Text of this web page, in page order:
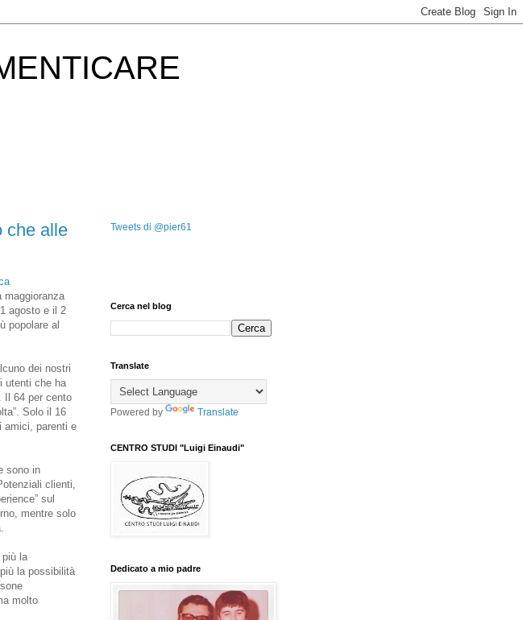
che alle
maggioranza
agosto e il 2
popolare al
dei nostri
utenti che ha
Il 64 per cento
Solo il 16
amici, parenti e
sono in
clienti,
sul
mentre solo
la
la possibilità
molto
Tweets di @pier61
Cerca nel blog
Translate
Powered by Translate
CENTRO STUDI "Luigi Einaudi"
Dedicato a mio padre